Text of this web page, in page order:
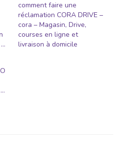
comment faire une
réclamation CORA DRIVE –
cora – Magasin, Drive,
courses en ligne et
livraison à domicile